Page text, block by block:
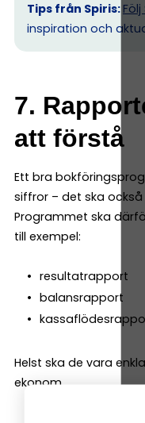
Tips från Spiris:
inspiration och
7.
att förstå
Ett bra
siffror – det ska
Programmet ska
till exempel:
resultatrapport
balansrapport
Helst ska de vara
ekonom.